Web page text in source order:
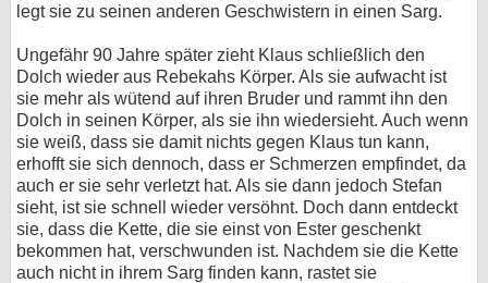
legt sie zu seinen anderen Geschwistern in einen Sarg.
Ungefähr 90 Jahre später zieht Klaus schließlich den
Dolch wieder aus Rebekahs Körper. Als sie aufwacht ist
sie mehr als wütend auf ihren Bruder und rammt ihn den
Dolch in seinen Körper, als sie ihn wiedersieht. Auch wenn
sie weiß, dass sie damit nichts gegen Klaus tun kann,
erhofft sie sich dennoch, dass er Schmerzen empfindet, da
auch er sie sehr verletzt hat. Als sie dann jedoch Stefan
sieht, ist sie schnell wieder versöhnt. Doch dann entdeckt
sie, dass die Kette, die sie einst von Ester geschenkt
bekommen hat, verschwunden ist. Nachdem sie die Kette
auch nicht in ihrem Sarg finden kann, rastet sie